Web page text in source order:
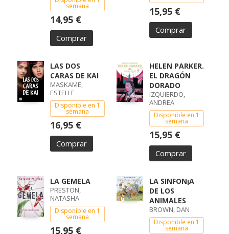
semana
14,95 €
Comprar
15,95 €
Comprar
LAS DOS
CARAS DE KAI
MASKAME,
ESTELLE
Disponible en 1
semana
16,95 €
Comprar
HELEN PARKER.
EL DRAGÓN
DORADO
IZQUIERDO,
ANDREA
Disponible en 1
semana
15,95 €
Comprar
LA GEMELA
PRESTON,
NATASHA
Disponible en 1
semana
15,95 €
LA SINFON¡A
DE LOS
ANIMALES
BROWN, DAN
Disponible en 1
semana